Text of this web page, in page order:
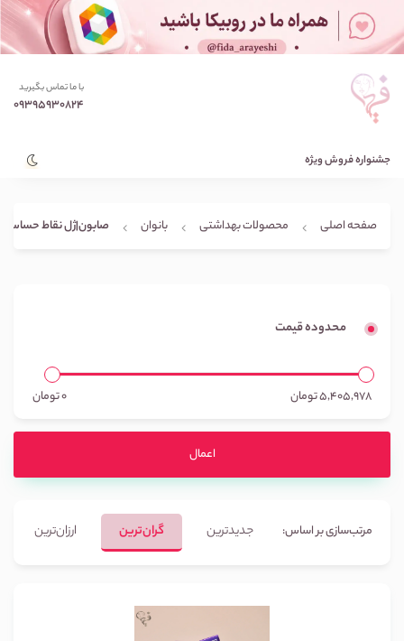
با ما تماس بگیرید
09395930824
جشنواره فروش ویژه
صفحه اصلی محصولات بهداشتی بانوان صابون|ژل نقاط حساس
محدوده قیمت
5,405,978تومان 0تومان
اعمال
مرتب‌سازی بر اساس: جدیدترین گران‌ترین ارزان‌ترین